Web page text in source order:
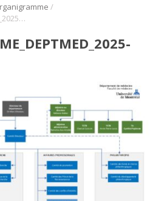
/
Organigramme_DeptMed_2025-06-03